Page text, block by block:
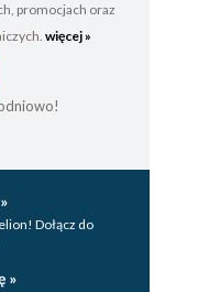
promocjach oraz
więcej »
Dołącz do
»